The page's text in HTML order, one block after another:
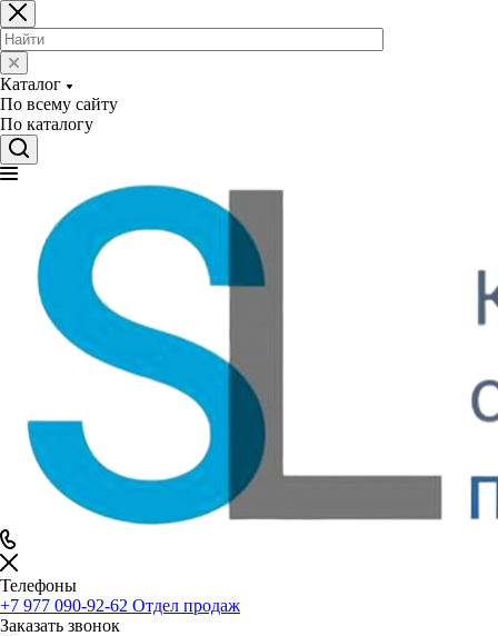
Каталог
По всему сайту
По каталогу
Телефоны
+7 977 090-92-62 Отдел продаж
Заказать звонок